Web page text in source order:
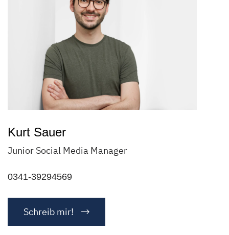
Kurt Sauer
Junior Social Media Manager
0341-39294569
Schreib mir!